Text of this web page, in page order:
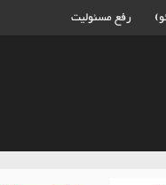
رفع مسئولیت